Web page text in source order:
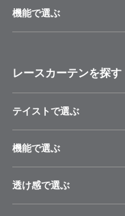
機能で選ぶ
レースカーテンを探す
テイストで選ぶ
機能で選ぶ
透け感で選ぶ